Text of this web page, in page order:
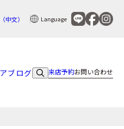
中文） Language
ブログ 来店予約お問い合わせ